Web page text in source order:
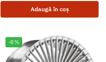
Adaugă în coș
-8%